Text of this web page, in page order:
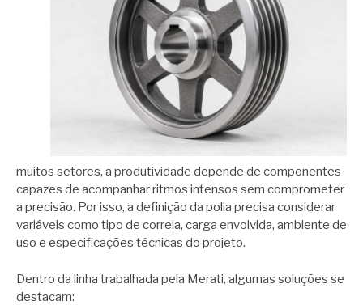
muitos setores, a produtividade depende de componentes
capazes de acompanhar ritmos intensos sem comprometer
a precisão. Por isso, a definição da polia precisa considerar
variáveis como tipo de correia, carga envolvida, ambiente de
uso e especificações técnicas do projeto.
Dentro da linha trabalhada pela Merati, algumas soluções se
destacam: